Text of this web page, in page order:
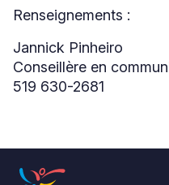
nouvelle
fenêtre
Renseignements :
Jannick Pinheiro
Conseillère en
519 630-2681